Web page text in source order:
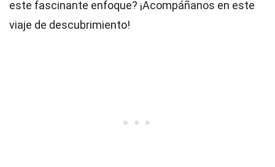
este fascinante enfoque? ¡Acompáñanos en este
viaje de descubrimiento!